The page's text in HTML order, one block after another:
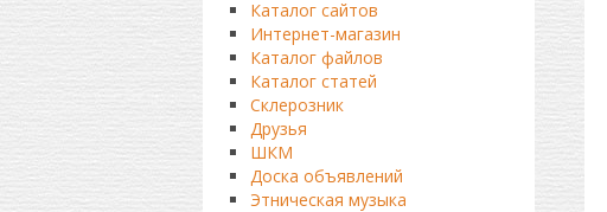
Каталог сайтов
Интернет-магазин
Каталог файлов
Каталог статей
Склерозник
Друзья
ШКМ
Доска объявлений
Этническая музыка